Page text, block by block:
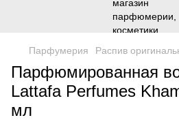
Парфумерия Распив
Парфюмированная
Lattafa Perfumes
мл